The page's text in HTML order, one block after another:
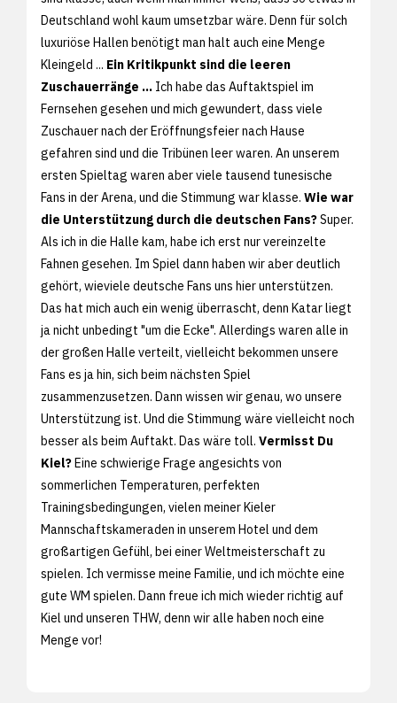
Deutschland wohl kaum umsetzbar wäre. Denn für solch
luxuriöse Hallen benötigt man halt auch eine Menge
Kleingeld ... Ein Kritikpunkt sind die leeren
Zuschauerränge ... Ich habe das Auftaktspiel im
Fernsehen gesehen und mich gewundert, dass viele
Zuschauer nach der Eröffnungsfeier nach Hause
gefahren sind und die Tribünen leer waren. An unserem
ersten Spieltag waren aber viele tausend tunesische
Fans in der Arena, und die Stimmung war klasse. Wie war
die Unterstützung durch die deutschen Fans?Super.
Als ich in die Halle kam, habe ich erst nur vereinzelte
Fahnen gesehen. Im Spiel dann haben wir aber deutlich
gehört, wieviele deutsche Fans uns hier unterstützen.
Das hat mich auch ein wenig überrascht, denn Katar liegt
ja nicht unbedingt "um die Ecke". Allerdings waren alle in
der großen Halle verteilt, vielleicht bekommen unsere
Fans es ja hin, sich beim nächsten Spiel
zusammenzusetzen. Dann wissen wir genau, wo unsere
Unterstützung ist. Und die Stimmung wäre vielleicht noch
besser als beim Auftakt. Das wäre toll. Vermisst Du
Kiel?Eine schwierige Frage angesichts von
sommerlichen Temperaturen, perfekten
Trainingsbedingungen, vielen meiner Kieler
Mannschaftskameraden in unserem Hotel und dem
großartigen Gefühl, bei einer Weltmeisterschaft zu
spielen. Ich vermisse meine Familie, und ich möchte eine
gute WM spielen. Dann freue ich mich wieder richtig auf
Kiel und unseren THW, denn wir alle haben noch eine
Menge vor!